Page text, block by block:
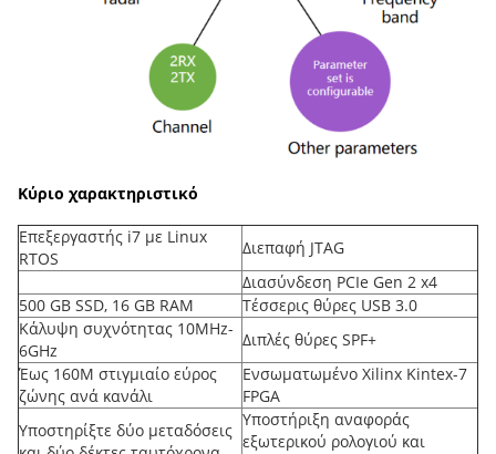
Κύριο χαρακτηριστικό
Επεξεργαστής i7 με Linux
RTOS
Διεπαφή JTAG
Διασύνδεση PCIe Gen 2 x4
500 GB SSD, 16 GB RAM
Τέσσερις θύρες USB 3.0
Κάλυψη συχνότητας 10MHz-
6GHz
Διπλές θύρες SPF+
Έως 160M στιγμιαίο εύρος
ζώνης ανά κανάλι
Ενσωματωμένο Xilinx Kintex-7
FPGA
Υποστηρίξτε δύο μεταδόσεις
Υποστήριξη αναφοράς
εξωτερικού ρολογιού και